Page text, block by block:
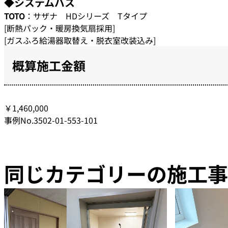
TOTO ：サザナ HDシリーズ Tタイプ
[断熱パック・暖房換気扇採用]
[ガスふろ給湯器取替え・脱衣室改装込み]
概算施工金額
￥1,460,000
事例No.3502-01-553-101
同じカテゴリーの施工